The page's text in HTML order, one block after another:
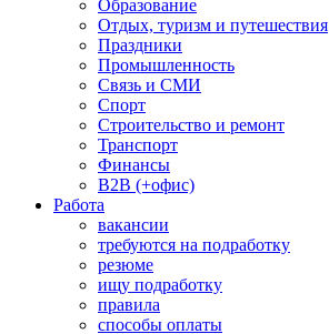
Образование
Отдых, туризм и путешествия
Праздники
Промышленность
Связь и СМИ
Спорт
Строительство и ремонт
Транспорт
Финансы
B2B (+офис)
Работа
вакансии
требуются на подработку
резюме
ищу подработку
правила
способы оплаты